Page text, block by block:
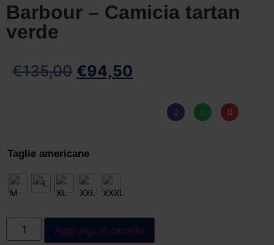
Barbour – Camicia tartan
verde
€135,00 €94,50
Taglie americane
Aggiungi al carrello